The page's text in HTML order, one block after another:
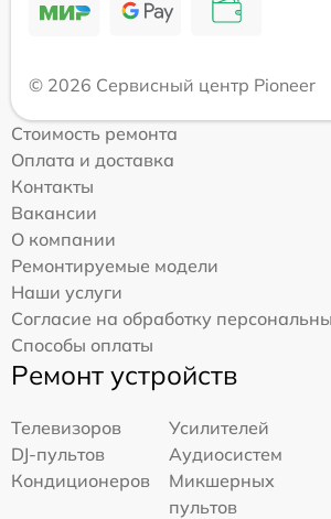
© 2026 Сервисный центр Pioneer
Стоимость ремонта
Оплата и доставка
Контакты
Вакансии
О компании
Ремонтируемые модели
Наши услуги
Согласие на обработку
Способы оплаты
Ремонт устройств
Телевизоров
Усилителей
DJ-пультов
Аудиосистем
Кондиционеров
Микшерных
пультов